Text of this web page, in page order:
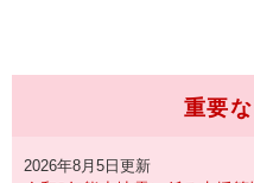
重要
2026年8月5日更新